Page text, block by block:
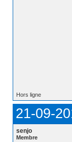
Hors ligne
21-09-
senjo
Membre